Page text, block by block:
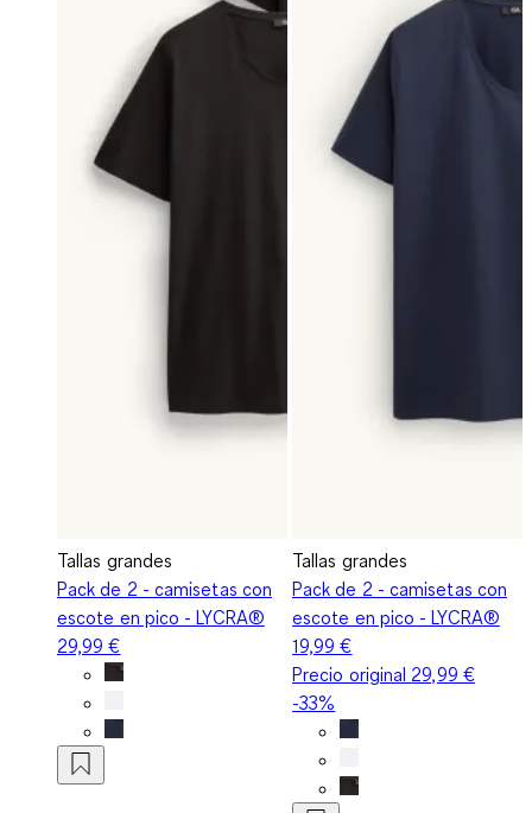
Tallas grandes
Pack de 2 - camisetas con
escote en pico - LYCRA®
29,99 €
Tallas grandes
Pack de 2 - camisetas con
escote en pico - LYCRA®
19,99 €
Precio original 29,99 €
-33%